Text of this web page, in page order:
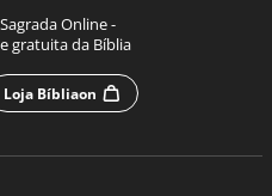
Online -
gratuita da Bíblia
Loja Bíbliaon